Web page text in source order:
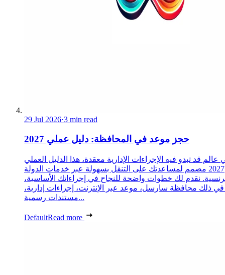
29 Jul 2026·3 min read
حجز موعد في المحافظة: دليل عملي 2027
عالم قد تبدو فيه الإجراءات الإدارية معقدة، هذا الدليل العملي
2027 مصمم لمساعدتك على التنقل بسهولة عبر خدمات الدولة
نقدم لك خطوات واضحة للنجاح في إجراءاتك الأساسية،
في ذلك محافظة سارسل، موعد عبر الإنترنت، إجراءات إدارية،
مستندات رسمية...
DefaultRead more